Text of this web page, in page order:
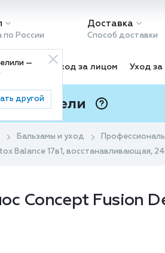
по России
—
другой
Доставка
Способ доставки
Уход за лицом Уход
с Подели
Бальзамы и уход
Balance 17в1, восстанавливающая,
Concept Fusion